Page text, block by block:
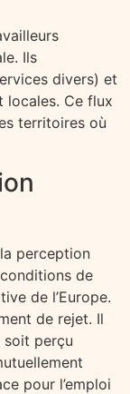
Ils
divers) et
locales. Ce flux
territoires où
perception
de
de l’Europe.
de rejet. Il
perçu
pour l’emploi